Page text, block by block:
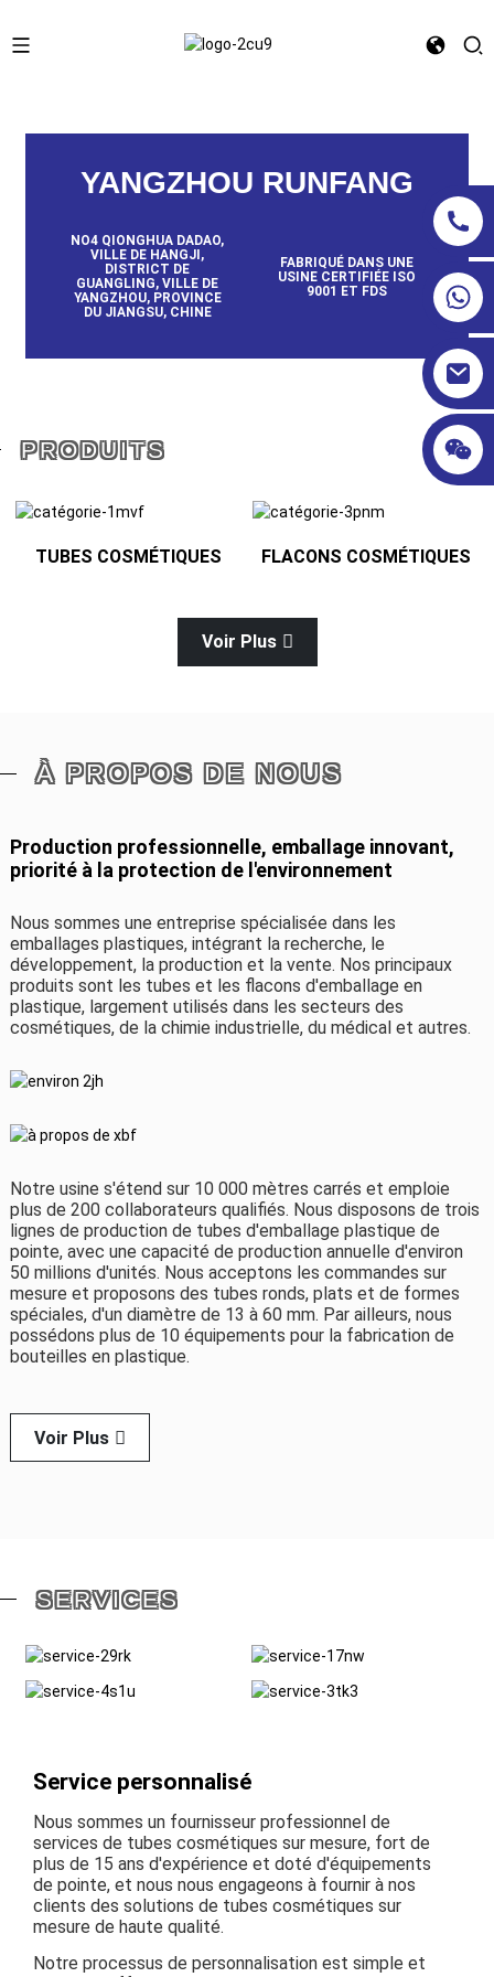
YANGZHOU RUNFANG
NO4 QIONGHUA DADAO,
VILLE DE HANGJI,
DISTRICT DE
GUANGLING, VILLE DE
YANGZHOU, PROVINCE
DU JIANGSU, CHINE
FABRIQUÉ DANS UNE
USINE CERTIFIÉE ISO
9001 ET FDS
PRODUITS
TUBES COSMÉTIQUES FLACONS COSMÉTIQUES
Voir Plus
À PROPOS DE NOUS
Production professionnelle, emballage innovant,
priorité à la protection de l'environnement
Nous sommes une entreprise spécialisée dans les
emballages plastiques, intégrant la recherche, le
développement, la production et la vente. Nos principaux
produits sont les tubes et les flacons d'emballage en
plastique, largement utilisés dans les secteurs des
cosmétiques, de la chimie industrielle, du médical et autres.
Notre usine s'étend sur 10 000 mètres carrés et emploie
plus de 200 collaborateurs qualifiés. Nous disposons de trois
lignes de production de tubes d'emballage plastique de
pointe, avec une capacité de production annuelle d'environ
50 millions d'unités. Nous acceptons les commandes sur
mesure et proposons des tubes ronds, plats et de formes
spéciales, d'un diamètre de 13 à 60 mm. Par ailleurs, nous
possédons plus de 10 équipements pour la fabrication de
bouteilles en plastique.
Voir Plus
SERVICES
Service personnalisé
Nous sommes un fournisseur professionnel de
services de tubes cosmétiques sur mesure, fort de
plus de 15 ans d'expérience et doté d'équipements
de pointe, et nous nous engageons à fournir à nos
clients des solutions de tubes cosmétiques sur
mesure de haute qualité.
Notre processus de personnalisation est simple et